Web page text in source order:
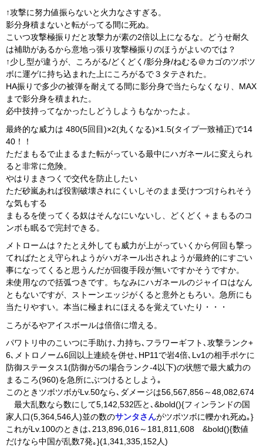
↑攻撃に努力値振らないと火力なさすぎる。
影分身積まないと転がってる間に死ぬ。
こいつ攻撃極振りだと攻撃力が素の2倍以上になるな。どうせ耐久
は補助があるから意地っ張り攻撃極振りのほうがよいのでは？
↑少し型が違うが、ころがる/どくどく/影分身/ねむる＠カゴのツボツ
ボに運ゲに持ち込まれた上にころがるで３タテされた。
HA振りで多少の被弾を耐えてる間に影分身で当たらなくなり、MAX
まで影分身を積まれた。
必中技持ってなかったしどうしようもなかったよ。
最終的な威力は 480(5回目)×2(丸くなる)×1.5(タイプ一致補正)で14
40！！
ただまもるで止まるまた転がっている最中にハガネールに変えられ
ると非常に危険。
やはりまきつくで交代を防止したい
ただ砂嵐あれば役割破壊されにくいしそのまま受けつづけられそう
な気もする
まもるを使ってくる奴はそんなにいないし、どくどく＋まもるのコ
ンボも眠るで完封できる。
メトロームは？たとえ外しても威力が上がっていくから何回も撃っ
てればたとえ守られようがハガネール出されようが最終的にすごい
事になってくると思うんだが回復手段が無いですかそうですか。
未使用なので括弧つきです。ちなみにハガネールのジャイロはなん
ともないですが、ストーンエッジがくると意外ともろい。急所にも
当たりやすい。本当に極まれにほえるを覚えていたり・・・
ころがるやアイスボールは倍倍に増える。
パワトリ中のこいつに手助け､力持ち､フラワーギフト､攻撃ランク+
6､メトロノーム6回以上連続を併せ､HP11で岩4倍､Lv1の相手ポケに
防御ステータス1(防御が5の場合ランク-4以下)の状態で最大威力の
まるころ(960)を急所にぶつけるとしよう｡
このときツボツボがLv.50なら､ダメージは56,567,856～48,082,674
最大乱数なら数にして5,142,532匹と､&bold(){フィンランドの国
家人口(5,364,546人)並の数のサンタさんがツボツボに轢かれ死ぬ｡}
これがLv.100のときは､213,896,016～181,811,608 &bold(){数値
だけなら中国が乱数7発｡}(1,341,335,152人)